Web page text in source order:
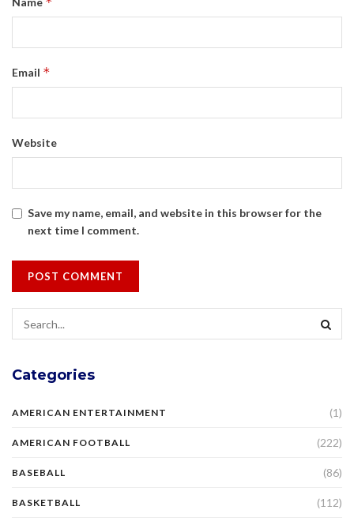
Email *
Website
Save my name, email, and website in this browser for the
next time I comment.
Categories
AMERICAN ENTERTAINMENT (1)
AMERICAN FOOTBALL (222)
BASEBALL (86)
BASKETBALL (112)